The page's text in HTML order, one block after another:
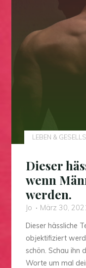
LEBEN &
Dieser
wenn
werden.
Jo
März 30,
Dieser hässliche
objektifiziert
schön. Schau ihn
Worte um mal